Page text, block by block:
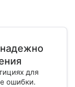
для
ошибки.